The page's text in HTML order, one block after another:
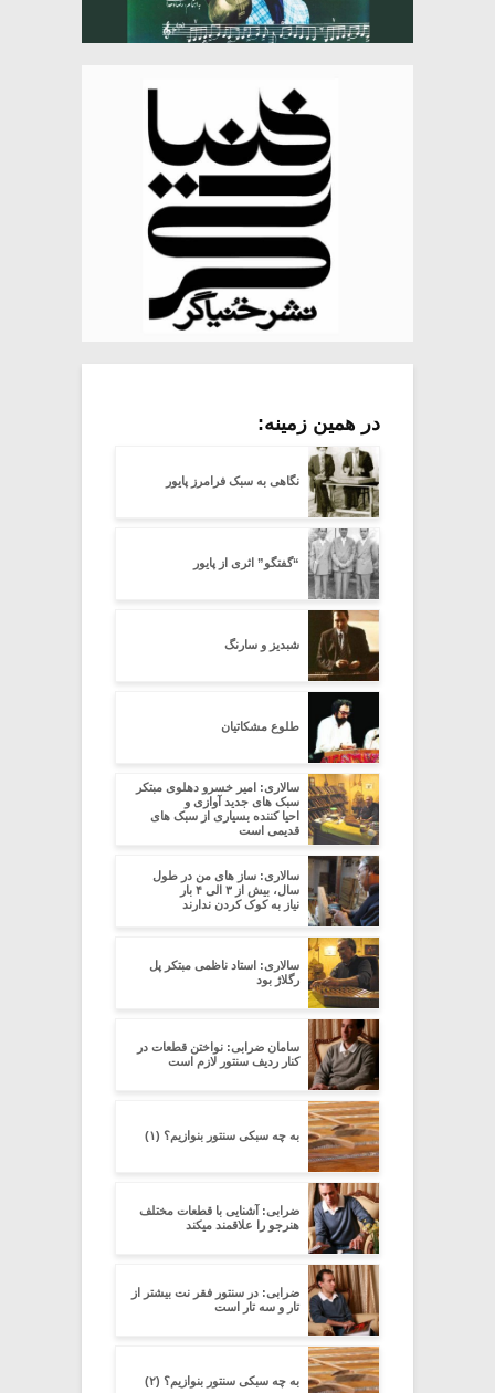
در همین زمینه:
نگاهی به سبک فرامرز پایور
“گفتگو” اثری از پایور
شبدیز و سارنگ
طلوع مشکاتیان
سالاری: امیر خسرو دهلوی مبتکر
سبک های جدید آوازی و
احیا کننده بسیاری از سبک های
قدیمی است
سالاری: ساز های من در طول
سال، بیش از ۳ الی ۴ بار
نیاز به کوک کردن ندارند
سالاری: استاد ناظمی مبتکر پل
رگلاژ بود
سامان ضرابی: نواختن قطعات در
کنار ردیف سنتور لازم است
به چه سبکی سنتور بنوازیم؟ (۱)
ضرابی: آشنایی با قطعات مختلف
هنرجو را علاقمند میکند
ضرابی: در سنتور فقر نت بیشتر از
تار و سه تار است
به چه سبکی سنتور بنوازیم؟ (۲)